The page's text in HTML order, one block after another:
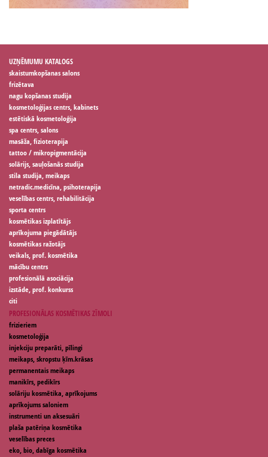
UZŅĒMUMU KATALOGS
skaistumkopšanas salons
frizētava
nagu kopšanas studija
kosmetoloģijas centrs, kabinets
estētiskā kosmetoloģija
spa centrs, salons
masāža, fizioterapija
tattoo / mikropigmentācija
solārijs, sauļošanās studija
stila studija, meikaps
netradic.medicīna, psihoterapija
veselības centrs, rehabilitācija
sporta centrs
kosmētikas izplatītājs
aprīkojuma piegādātājs
kosmētikas ražotājs
veikals, prof. kosmētika
mācību centrs
profesionālā asociācija
izstāde, prof. konkurss
citi
PROFESIONĀLAS KOSMĒTIKAS ZĪMOLI
frizieriem
kosmetoloģija
injekciju preparāti, pīlingi
meikaps, skropstu ķīm.krāsas
permanentais meikaps
manikīrs, pedikīrs
solāriju kosmētika, aprīkojums
aprīkojums saloniem
instrumenti un aksesuāri
plaša patēriņa kosmētika
veselības preces
eko, bio, dabīga kosmētika